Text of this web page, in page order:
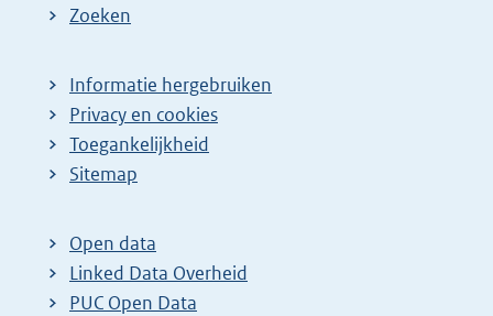
Zoeken
Informatie hergebruiken
Privacy en cookies
Toegankelijkheid
Sitemap
Open data
Linked Data Overheid
PUC Open Data